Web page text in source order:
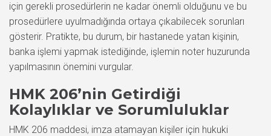
için gerekli prosedürlerin ne kadar önemli olduğunu ve bu
prosedürlere uyulmadığında ortaya çıkabilecek sorunları
gösterir. Pratikte, bu durum, bir hastanede yatan kişinin,
banka işlemi yapmak istediğinde, işlemin noter huzurunda
yapılmasının önemini vurgular.
HMK 206’nin Getirdiği
Kolaylıklar ve Sorumluluklar
HMK 206 maddesi, imza atamayan kişiler için hukuki